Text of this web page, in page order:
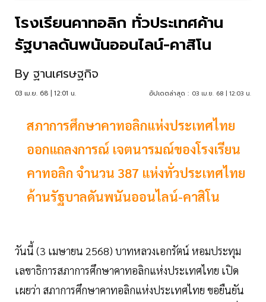
โรงเรียนคาทอลิก ทั่วประเทศค้าน
รัฐบาลดันพนันออนไลน์-คาสิโน
By ฐานเศรษฐกิจ
03 เม.ย. 68 | 12:01 น. อัปเดตล่าสุด : 03 เม.ย. 68 | 12:03 น.
สภาการศึกษาคาทอลิกแห่งประเทศไทย
ออกแถลงการณ์ เจตนารมณ์ของโรงเรียน
คาทอลิก จำนวน 387 แห่งทั่วประเทศไทย
ค้านรัฐบาลดันพนันออนไลน์-คาสิโน
วันนี้ (3 เมษายน 2568) บาทหลวงเอกรัตน์ หอมประทุม
เลขาธิการสภาการศึกษาคาทอลิกแห่งประเทศไทย เปิด
เผยว่า สภาการศึกษาคาทอลิกแห่งประเทศไทย ขอยืนยัน